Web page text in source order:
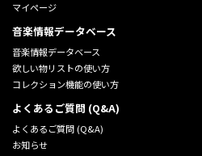
マイページ
音楽情報データベース
音楽情報データベース
欲しい物リストの使い方
コレクション機能の使い方
よくあるご質問 (Q&A)
よくあるご質問 (Q&A)
お知らせ